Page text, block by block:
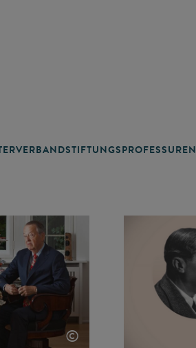
STIFTUNGSPROFESSUREN
©